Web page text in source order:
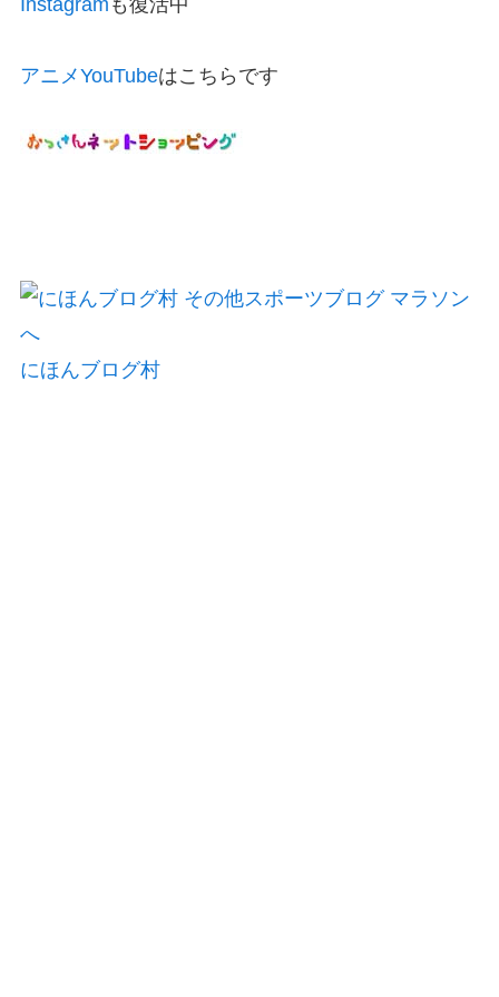
Instagram も復活中
アニメYouTubeはこちらです
にほんブログ村